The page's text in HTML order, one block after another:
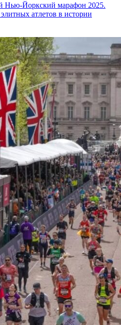
Нью-Йоркский марафон 2025.
атлетов в истории